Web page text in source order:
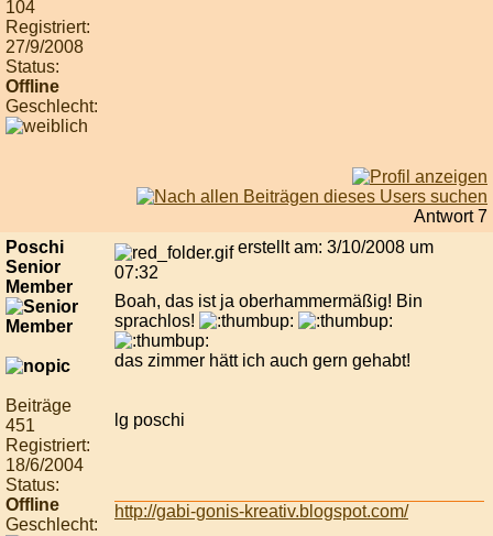
104
Registriert:
27/9/2008
Status:
Offline
Geschlecht:
Antwort 7
Poschi
Senior
Member
Beiträge
451
Registriert:
18/6/2004
Status:
Offline
Geschlecht:
erstellt am: 3/10/2008 um
07:32
Boah, das ist ja oberhammermäßig! Bin
sprachlos!
das zimmer hätt ich auch gern gehabt!
lg poschi
http://gabi-gonis-kreativ.blogspot.com/